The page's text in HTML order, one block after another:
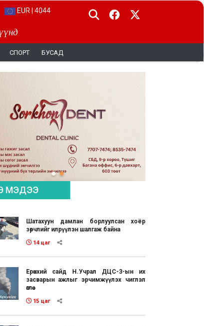
EUR | 4044
СПОРТ БУСАД
МЭДЭЭ
Шатахуун дамлан борлуулсан хоёр
зөрчлийг илрүүлэн шалгаж байна
14 цаг
Ерөнхий сайд Н.Учрал ДЦС-3-ын их
засварын ажлыг эрчимжүүлэх чиглэл
өглөө
15 цаг